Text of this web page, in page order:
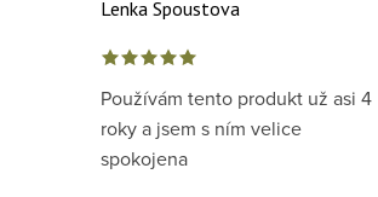
Lenka Spoustova
Používám tento produkt už asi 4
roky a jsem s ním velice
spokojena